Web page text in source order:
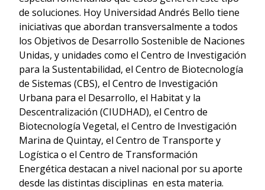
de soluciones. Hoy Universidad Andrés Bello tiene
iniciativas que abordan transversalmente a todos
los Objetivos de Desarrollo Sostenible de Naciones
Unidas, y unidades como el Centro de Investigación
para la Sustentabilidad, el Centro de Biotecnología
de Sistemas (CBS), el Centro de Investigación
Urbana para el Desarrollo, el Habitat y la
Descentralización (CIUDHAD), el Centro de
Biotecnología Vegetal, el Centro de Investigación
Marina de Quintay, el Centro de Transporte y
Logística o el Centro de Transformación
Energética destacan a nivel nacional por su aporte
desde las distintas disciplinas en esta materia.